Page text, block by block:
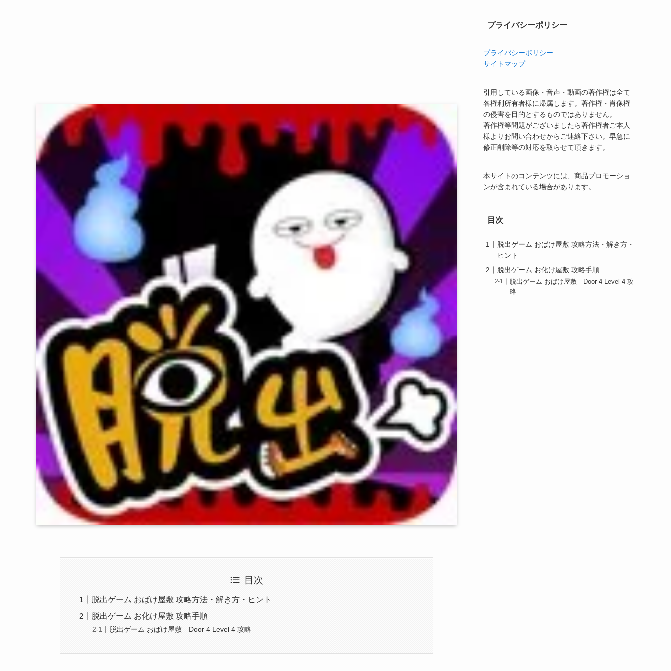
目次
脱出ゲーム おばけ屋敷 攻略方法・解き方・ヒント
脱出ゲーム お化け屋敷 攻略手順
脱出ゲーム おばけ屋敷 Door 4 Level 4 攻略
プライバシーポリシー
プライバシーポリシー
サイトマップ
引用している画像・音声・動画の著作権は全て
各権利所有者様に帰属します。著作権・肖像権
の侵害を目的とするものではありません。
著作権等問題がございましたら著作権者ご本人
様よりお問い合わせからご連絡下さい。早急に
修正削除等の対応を取らせて頂きます。
本サイトのコンテンツには、商品プロモーショ
ンが含まれている場合があります。
目次
脱出ゲーム おばけ屋敷 攻略方法・解き方・
ヒント
脱出ゲーム お化け屋敷 攻略手順
脱出ゲーム おばけ屋敷 Door 4 Level 4 攻
略